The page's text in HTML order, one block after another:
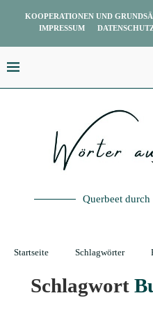
KOOPERATIONEN UND
IMPRESSUM
Querbeet
Startseite Schlagwörter
Schlagwort